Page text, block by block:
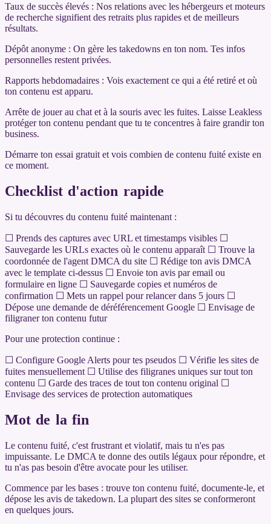
Taux de succès élevés : Nos relations avec les hébergeurs et moteurs
de recherche signifient des retraits plus rapides et de meilleurs
résultats.
Dépôt anonyme : On gère les takedowns en ton nom. Tes infos
personnelles restent privées.
Rapports hebdomadaires : Vois exactement ce qui a été retiré et où
ton contenu est apparu.
Arrête de jouer au chat et à la souris avec les fuites. Laisse Leakless
protéger ton contenu pendant que tu te concentres à faire grandir ton
business.
Démarre ton essai gratuit et vois combien de contenu fuité existe en
ce moment.
Checklist d'action rapide
Si tu découvres du contenu fuité maintenant :
☐ Prends des captures avec URL et timestamps visibles ☐
Sauvegarde les URLs exactes où le contenu apparaît ☐ Trouve la
coordonnée de l'agent DMCA du site ☐ Rédige ton avis DMCA
avec le template ci-dessus ☐ Envoie ton avis par email ou
formulaire en ligne ☐ Sauvegarde copies et numéros de
confirmation ☐ Mets un rappel pour relancer dans 5 jours ☐
Dépose une demande de déréférencement Google ☐ Envisage de
filigraner ton contenu futur
Pour une protection continue :
☐ Configure Google Alerts pour tes pseudos ☐ Vérifie les sites de
fuites mensuellement ☐ Utilise des filigranes uniques sur tout ton
contenu ☐ Garde des traces de tout ton contenu original ☐
Envisage des services de protection automatiques
Mot de la fin
Le contenu fuité, c'est frustrant et violatif, mais tu n'es pas
impuissante. Le DMCA te donne des outils légaux pour répondre, et
tu n'as pas besoin d'être avocate pour les utiliser.
Commence par les bases : trouve ton contenu fuité, documente-le, et
dépose les avis de takedown. La plupart des sites se conformeront
en quelques jours.